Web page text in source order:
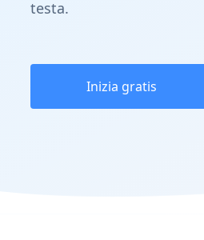
testa.
Inizia gratis